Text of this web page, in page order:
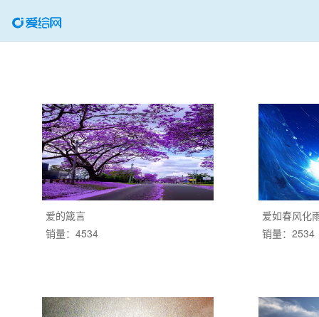
爱的箴言
销量：4534
爱如春风化
销量：2534